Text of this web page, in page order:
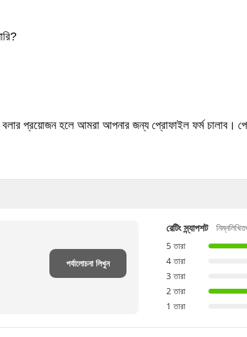
প্রয়োজন হলে আমরা আপনার জন্য প্রোফাইল ফর্ম চালাব।
পর্যালোচনা লিখুন
রেটিং স্ন্যাপশট
5 তারা
4 তারা
3 তারা
2 তারা
1 তারা